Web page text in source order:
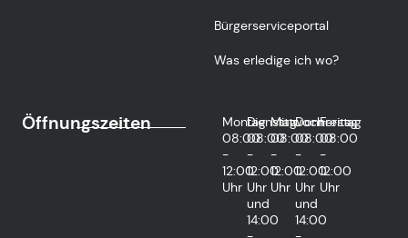
Bürgerserviceportal
Was erledige ich wo?
Öffnungszeiten
Montag
08:00
-
12:00
Uhr
Dienstag
08:00
-
12:00
Uhr
und
14:00
Mittwoch
08:00
-
12:00
Uhr
Donnerstag
08:00
-
12:00
Uhr
und
14:00
Freitag
08:00
-
12:00
Uhr